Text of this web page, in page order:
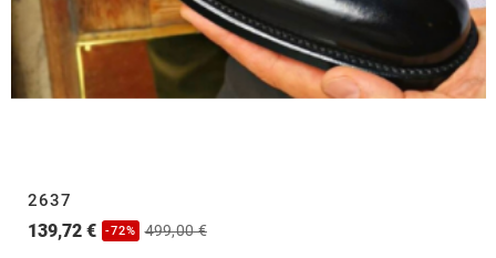
2637
139,72 € -72% 499,00 €